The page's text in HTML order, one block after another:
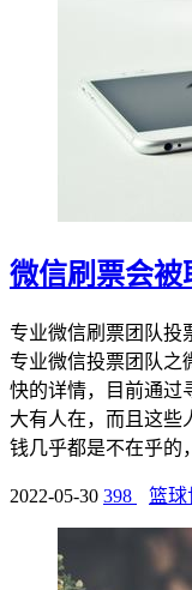
微信刷票会被
专业微信刷票团队投
专业微信投票团队之
快的详情，目前通过
大有人在，而且这些
钱几乎都是不在乎的
2022-05-30 398 篮球